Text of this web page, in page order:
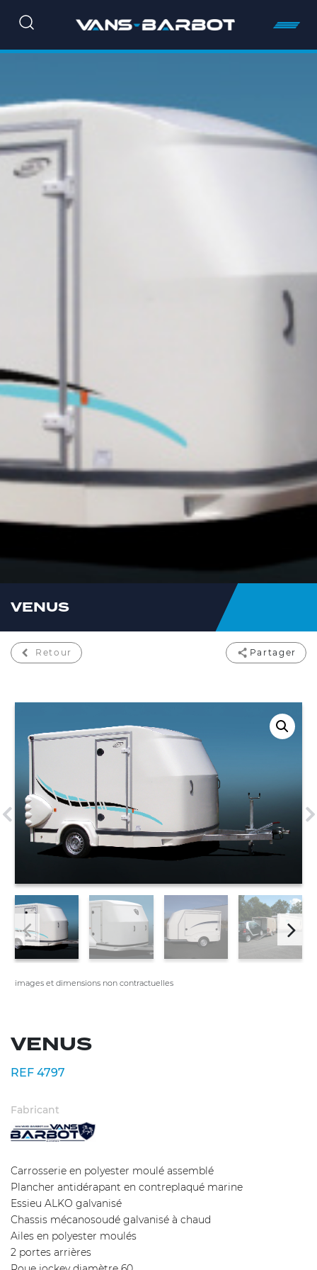
VENUS
images et dimensions non contractuelles
VENUS
REF 4797
Fabricant
Carrosserie en polyester moulé assemblé
Plancher antidérapant en contreplaqué marine
Essieu ALKO galvanisé
Chassis mécanosoudé galvanisé à chaud
Ailes en polyester moulés
2 portes arrières
Retour Partager